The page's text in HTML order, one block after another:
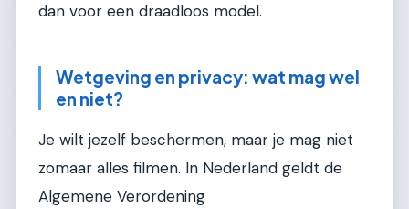
dan voor een draadloos model.
Wetgeving en privacy: wat mag wel
en niet?
Je wilt jezelf beschermen, maar je mag niet
zomaar alles filmen. In Nederland geldt de
Algemene Verordening